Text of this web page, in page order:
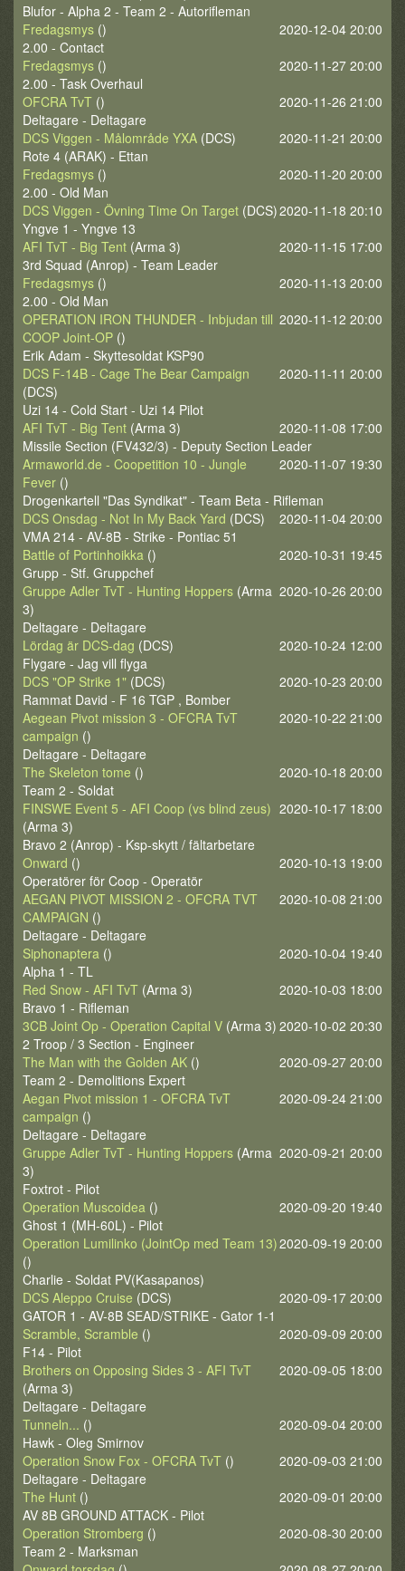
Blufor - Alpha 2 - Team 2 - Autorifleman
2020-12-04 20:00
Fredagsmys ()
2.00 - Contact
2020-11-27 20:00
Fredagsmys ()
2.00 - Task Overhaul
2020-11-26 21:00
OFCRA TvT ()
Deltagare - Deltagare
2020-11-21 20:00
DCS Viggen - Målområde YXA (DCS)
Rote 4 (ARAK) - Ettan
2020-11-20 20:00
Fredagsmys ()
2.00 - Old Man
2020-11-18 20:10
DCS Viggen - Övning Time On Target (DCS)
Yngve 1 - Yngve 13
2020-11-15 17:00
AFI TvT - Big Tent (Arma 3)
3rd Squad (Anrop) - Team Leader
2020-11-13 20:00
Fredagsmys ()
2.00 - Old Man
2020-11-12 20:00
OPERATION IRON THUNDER - Inbjudan till
COOP Joint-OP ()
Erik Adam - Skyttesoldat KSP90
2020-11-11 20:00
DCS F-14B - Cage The Bear Campaign
(DCS)
Uzi 14 - Cold Start - Uzi 14 Pilot
2020-11-08 17:00
AFI TvT - Big Tent (Arma 3)
Missile Section (FV432/3) - Deputy Section Leader
2020-11-07 19:30
Armaworld.de - Coopetition 10 - Jungle
Fever ()
Drogenkartell "Das Syndikat" - Team Beta - Rifleman
2020-11-04 20:00
DCS Onsdag - Not In My Back Yard (DCS)
VMA 214 - AV-8B - Strike - Pontiac 51
2020-10-31 19:45
Battle of Portinhoikka ()
Grupp - Stf. Gruppchef
2020-10-26 20:00
Gruppe Adler TvT - Hunting Hoppers (Arma
3)
Deltagare - Deltagare
2020-10-24 12:00
Lördag är DCS-dag (DCS)
Flygare - Jag vill flyga
2020-10-23 20:00
DCS "OP Strike 1" (DCS)
Rammat David - F 16 TGP , Bomber
2020-10-22 21:00
Aegean Pivot mission 3 - OFCRA TvT
campaign ()
Deltagare - Deltagare
2020-10-18 20:00
The Skeleton tome ()
Team 2 - Soldat
2020-10-17 18:00
FINSWE Event 5 - AFI Coop (vs blind zeus)
(Arma 3)
Bravo 2 (Anrop) - Ksp-skytt / fältarbetare
2020-10-13 19:00
Onward ()
Operatörer för Coop - Operatör
2020-10-08 21:00
AEGAN PIVOT MISSION 2 - OFCRA TVT
CAMPAIGN ()
Deltagare - Deltagare
2020-10-04 19:40
Siphonaptera ()
Alpha 1 - TL
2020-10-03 18:00
Red Snow - AFI TvT (Arma 3)
Bravo 1 - Rifleman
2020-10-02 20:30
3CB Joint Op - Operation Capital V (Arma 3)
2 Troop / 3 Section - Engineer
2020-09-27 20:00
The Man with the Golden AK ()
Team 2 - Demolitions Expert
2020-09-24 21:00
Aegan Pivot mission 1 - OFCRA TvT
campaign ()
Deltagare - Deltagare
2020-09-21 20:00
Gruppe Adler TvT - Hunting Hoppers (Arma
3)
Foxtrot - Pilot
2020-09-20 19:40
Operation Muscoidea ()
Ghost 1 (MH-60L) - Pilot
2020-09-19 20:00
Operation Lumilinko (JointOp med Team 13)
()
Charlie - Soldat PV(Kasapanos)
2020-09-17 20:00
DCS Aleppo Cruise (DCS)
GATOR 1 - AV-8B SEAD/STRIKE - Gator 1-1
2020-09-09 20:00
Scramble, Scramble ()
F14 - Pilot
2020-09-05 18:00
Brothers on Opposing Sides 3 - AFI TvT
(Arma 3)
Deltagare - Deltagare
2020-09-04 20:00
Tunneln... ()
Hawk - Oleg Smirnov
2020-09-03 21:00
Operation Snow Fox - OFCRA TvT ()
Deltagare - Deltagare
2020-09-01 20:00
The Hunt ()
AV 8B GROUND ATTACK - Pilot
2020-08-30 20:00
Operation Stromberg ()
Team 2 - Marksman